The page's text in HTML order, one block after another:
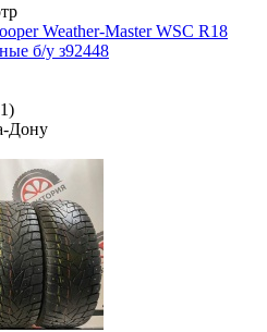
Weather-Master WSC R18
б/у з92448
Дону